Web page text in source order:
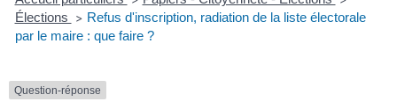
Élections > Refus d'inscription, radiation de la liste électorale
par le maire : que faire ?
Question-réponse